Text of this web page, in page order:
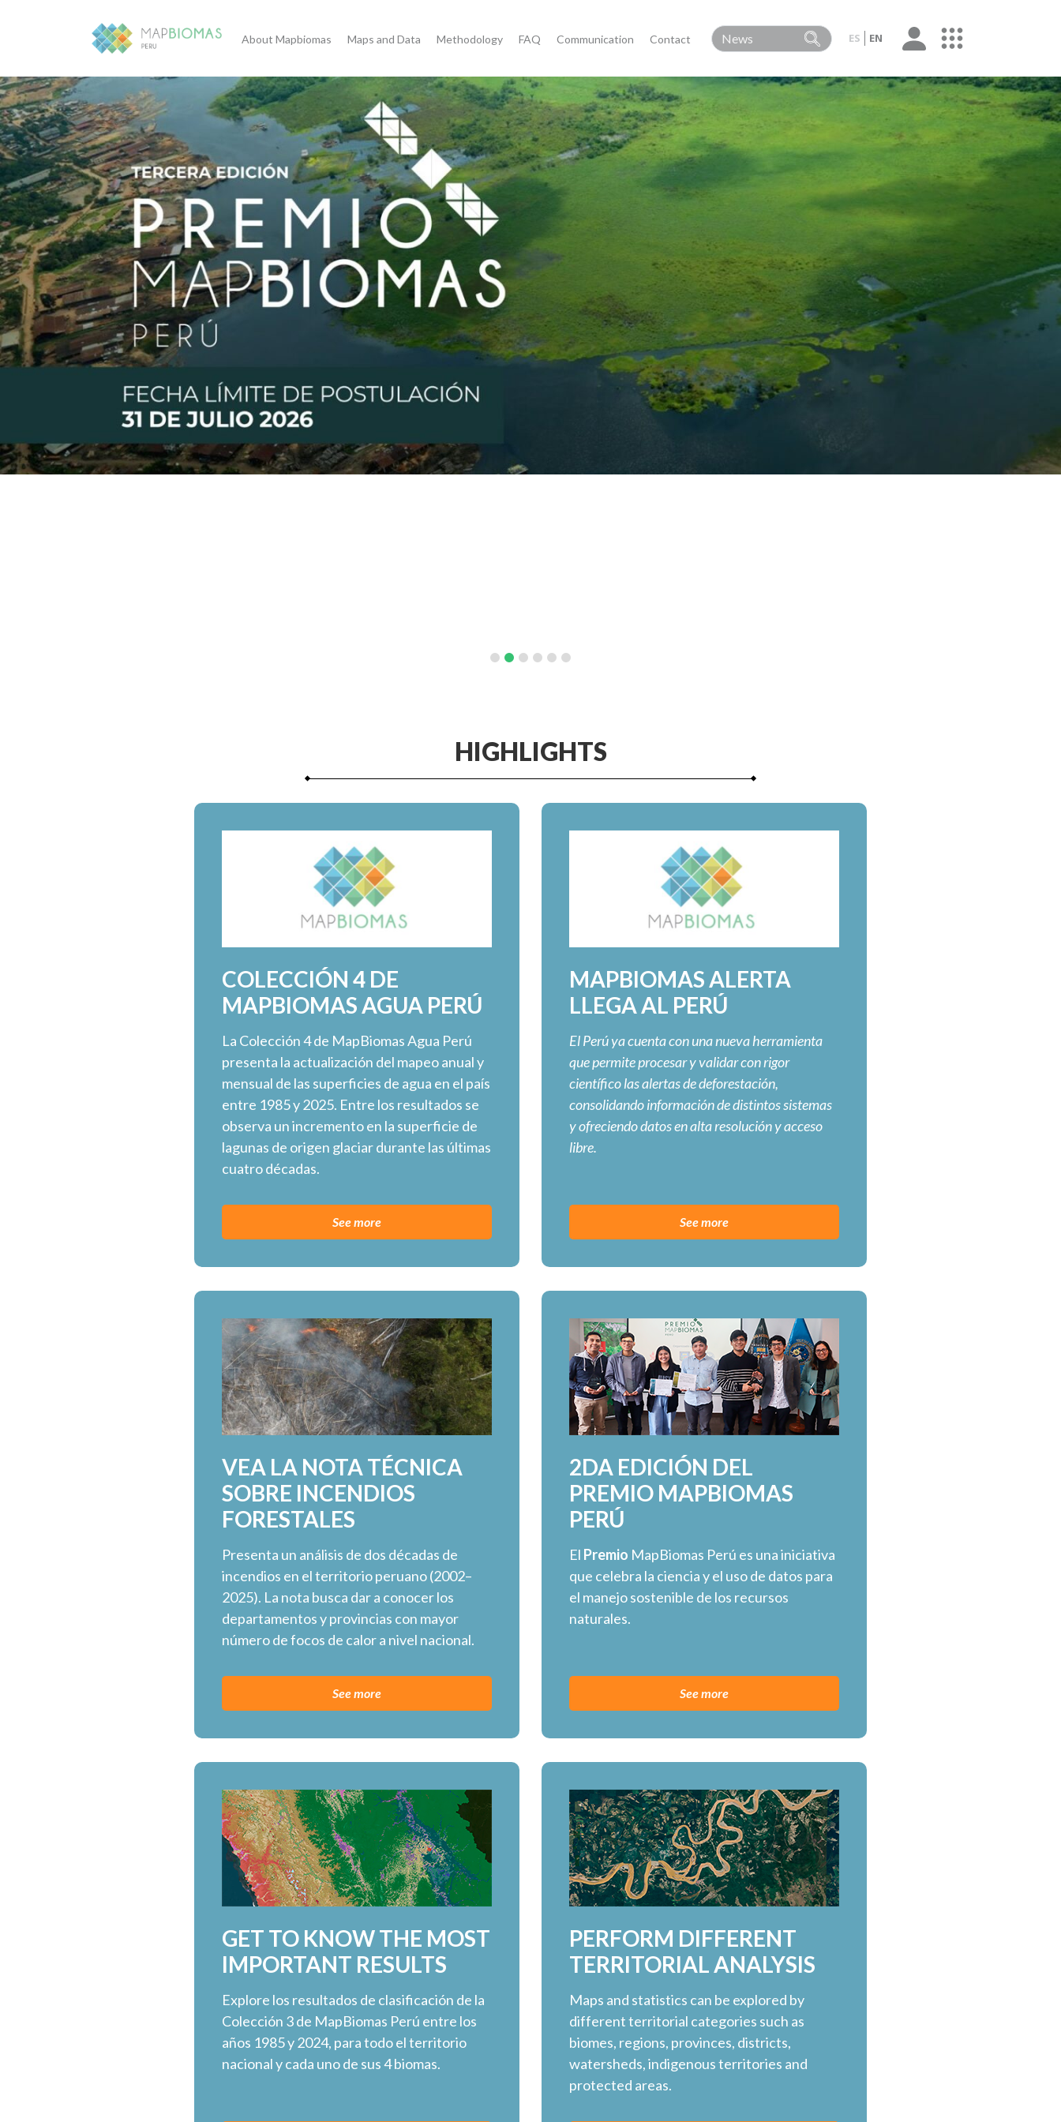
About Mapbiomas Maps and Data Methodology FAQ Communication Contact ES EN
HIGHLIGHTS
COLECCIÓN 4 DE
MAPBIOMAS AGUA PERÚ
La Colección 4 de MapBiomas Agua Perú
presenta la actualización del mapeo anual y
mensual de las superficies de agua en el país
entre 1985 y 2025. Entre los resultados se
observa un incremento en la superficie de
lagunas de origen glaciar durante las últimas
cuatro décadas.
See more
MAPBIOMAS ALERTA
LLEGA AL PERÚ
El Perú ya cuenta con una nueva herramienta
que permite procesar y validar con rigor
científico las alertas de deforestación,
consolidando información de distintos sistemas
y ofreciendo datos en alta resolución y acceso
libre.
See more
VEA LA NOTA TÉCNICA
SOBRE INCENDIOS
FORESTALES
Presenta un análisis de dos décadas de
incendios en el territorio peruano (2002–
2025). La nota busca dar a conocer los
departamentos y provincias con mayor
número de focos de calor a nivel nacional.
See more
2DA EDICIÓN DEL
PREMIO MAPBIOMAS
PERÚ
El Premio MapBiomas Perú es una iniciativa
que celebra la ciencia y el uso de datos para
el manejo sostenible de los recursos
naturales.
See more
GET TO KNOW THE MOST
IMPORTANT RESULTS
Explore los resultados de clasificación de la
Colección 3 de MapBiomas Perú entre los
años 1985 y 2024, para todo el territorio
nacional y cada uno de sus 4 biomas.
PERFORM DIFFERENT
TERRITORIAL ANALYSIS
Maps and statistics can be explored by
different territorial categories such as
biomes, regions, provinces, districts,
watersheds, indigenous territories and
protected areas.